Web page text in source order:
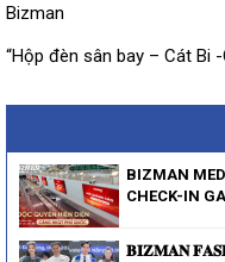
Bizman
“Hộp đèn sân bay – Cát Bi -
BIZMAN
CHECK-IN
𝐁𝐈𝐙𝐌𝐀𝐍